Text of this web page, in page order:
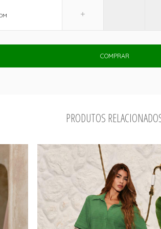
COMPRAR
PRODUTOS